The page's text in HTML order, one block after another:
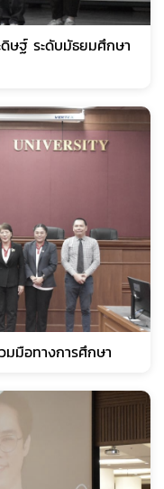
ษฐ์ ระดับมัธยมศึกษา
มือทางการศึกษา